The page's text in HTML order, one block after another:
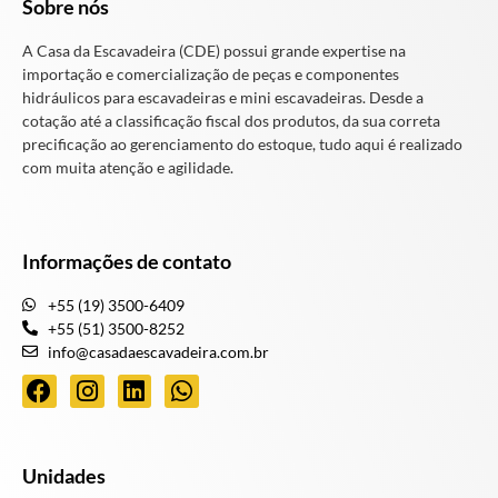
Sobre nós
A Casa da Escavadeira (CDE) possui grande expertise na
importação e comercialização de peças e componentes
hidráulicos para escavadeiras e mini escavadeiras. Desde a
cotação até a classificação fiscal dos produtos, da sua correta
precificação ao gerenciamento do estoque, tudo aqui é realizado
com muita atenção e agilidade.
Informações de contato
+55 (19) 3500-6409
+55 (51) 3500-8252
info@casadaescavadeira.com.br
Unidades